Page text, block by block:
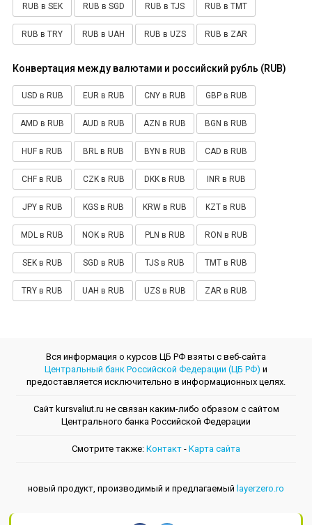
RUB в SEK RUB в SGD RUB в TJS RUB в TMT
RUB в TRY RUB в UAH RUB в UZS RUB в ZAR
Конвертация между валютами и российский рубль (RUB)
USD в RUB EUR в RUB CNY в RUB GBP в RUB
AMD в RUB AUD в RUB AZN в RUB BGN в RUB
HUF в RUB BRL в RUB BYN в RUB CAD в RUB
CHF в RUB CZK в RUB DKK в RUB INR в RUB
JPY в RUB KGS в RUB KRW в RUB KZT в RUB
MDL в RUB NOK в RUB PLN в RUB RON в RUB
SEK в RUB SGD в RUB TJS в RUB TMT в RUB
TRY в RUB UAH в RUB UZS в RUB ZAR в RUB
Вся информация о курсов ЦБ РФ взяты с веб-сайта
Центральный банк Российской Федерации (ЦБ РФ) и
предоставляется исключительно в информационных целях.
Сайт kursvaliut.ru не связан каким-либо образом с сайтом
Центрального банкa Российской Федерации
Смотрите также: Контакт - Kарта сайта
новый продукт, производимый и предлагаемый layerzero.ro